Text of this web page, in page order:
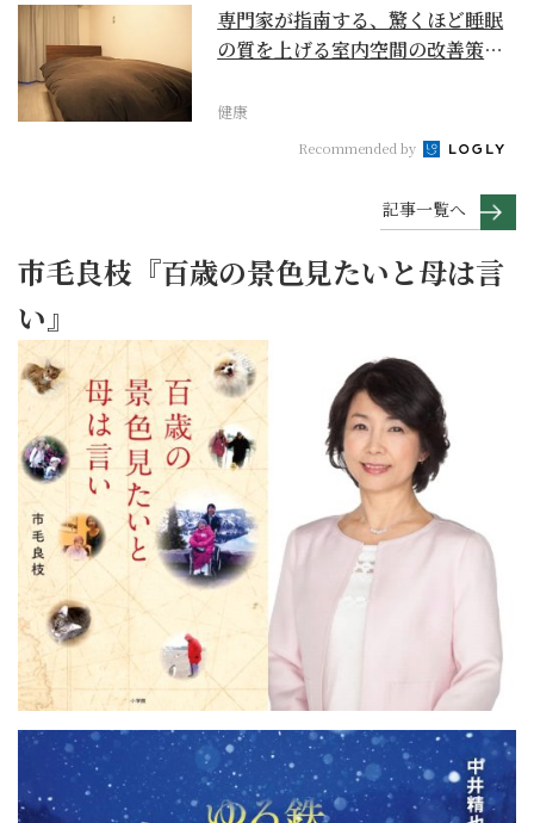
専門家が指南する、驚くほど睡眠
の質を上げる室内空間の改善策と
健康
Recommended by
記事一覧へ
市毛良枝『百歳の景色見たいと母は言
い』